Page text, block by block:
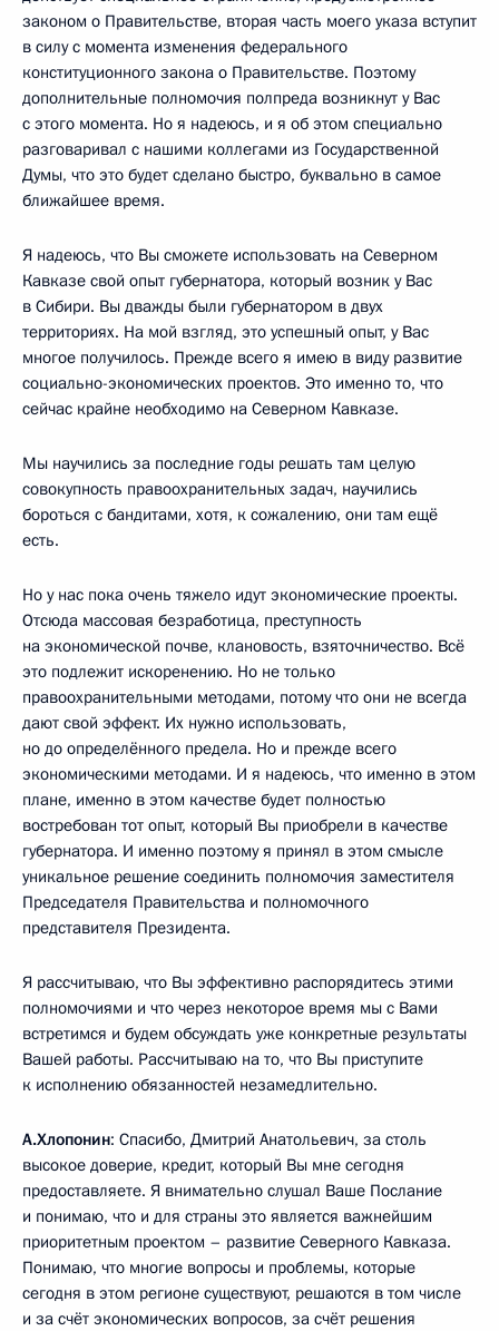
законом о Правительстве, вторая часть моего указа вступит
в силу с момента изменения федерального
конституционного закона о Правительстве. Поэтому
дополнительные полномочия полпреда возникнут у Вас
с этого момента. Но я надеюсь, и я об этом специально
разговаривал с нашими коллегами из Государственной
Думы, что это будет сделано быстро, буквально в самое
ближайшее время.
Я надеюсь, что Вы сможете использовать на Северном
Кавказе свой опыт губернатора, который возник у Вас
в Сибири. Вы дважды были губернатором в двух
территориях. На мой взгляд, это успешный опыт, у Вас
многое получилось. Прежде всего я имею в виду развитие
социально-экономических проектов. Это именно то, что
сейчас крайне необходимо на Северном Кавказе.
Мы научились за последние годы решать там целую
совокупность правоохранительных задач, научились
бороться с бандитами, хотя, к сожалению, они там ещё
есть.
Но у нас пока очень тяжело идут экономические проекты.
Отсюда массовая безработица, преступность
на экономической почве, клановость, взяточничество. Всё
это подлежит искоренению. Но не только
правоохранительными методами, потому что они не всегда
дают свой эффект. Их нужно использовать,
но до определённого предела. Но и прежде всего
экономическими методами. И я надеюсь, что именно в этом
плане, именно в этом качестве будет полностью
востребован тот опыт, который Вы приобрели в качестве
губернатора. И именно поэтому я принял в этом смысле
уникальное решение соединить полномочия заместителя
Председателя Правительства и полномочного
представителя Президента.
Я рассчитываю, что Вы эффективно распорядитесь этими
полномочиями и что через некоторое время мы с Вами
встретимся и будем обсуждать уже конкретные результаты
Вашей работы. Рассчитываю на то, что Вы приступите
к исполнению обязанностей незамедлительно.
А.Хлопонин: Спасибо, Дмитрий Анатольевич, за столь
высокое доверие, кредит, который Вы мне сегодня
предоставляете. Я внимательно слушал Ваше Послание
и понимаю, что и для страны это является важнейшим
приоритетным проектом – развитие Северного Кавказа.
Понимаю, что многие вопросы и проблемы, которые
сегодня в этом регионе существуют, решаются в том числе
и за счёт экономических вопросов, за счёт решения